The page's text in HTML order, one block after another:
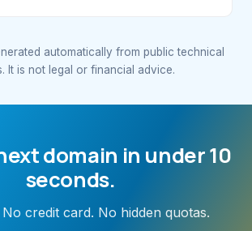
automatically from public technical
It is not legal or financial advice.
domain in under 10
seconds.
credit card. No hidden quotas.